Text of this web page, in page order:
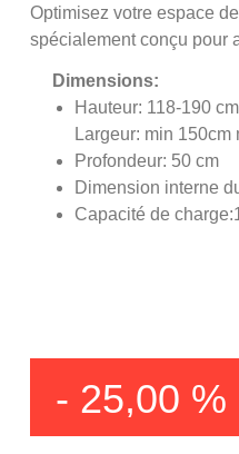
Optimisez votre espace
spécialement conçu pour
Dimensions:
Hauteur: 118-190 cm
Largeur: min 150cm
Profondeur: 50 cm
Dimension interne
Capacité de
- 25,00 %